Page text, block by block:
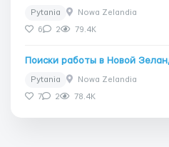
Pytania Nowa Zelandia
6 2 79.4K
Поиски работы в Новой
Pytania Nowa Zelandia
7 2 78.4K